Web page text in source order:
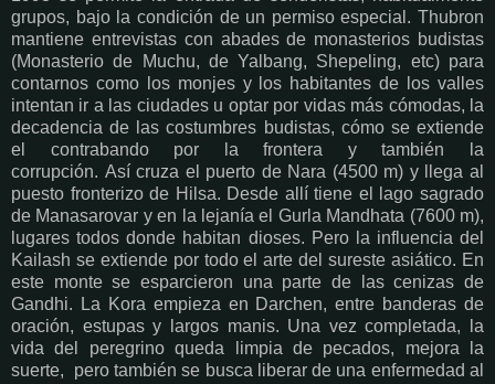
grupos, bajo la condición de un permiso especial. Thubron
mantiene entrevistas con abades de monasterios budistas
(Monasterio de Muchu, de Yalbang, Shepeling, etc) para
contarnos como los monjes y los habitantes de los valles
intentan ir a las ciudades u optar por vidas más cómodas, la
decadencia de las costumbres budistas, cómo se extiende
el contrabando por la frontera y también la
corrupción. Así cruza el puerto de Nara (4500 m) y llega al
puesto fronterizo de Hilsa. Desde allí tiene el lago sagrado
de Manasarovar y en la lejanía el Gurla Mandhata (7600 m),
lugares todos donde habitan dioses. Pero la influencia del
Kailash se extiende por todo el arte del sureste asiático. En
este monte se esparcieron una parte de las cenizas de
Gandhi. La Kora empieza en Darchen, entre banderas de
oración, estupas y largos manis. Una vez completada, la
vida del peregrino queda limpia de pecados, mejora la
suerte, pero también se busca liberar de una enfermedad al